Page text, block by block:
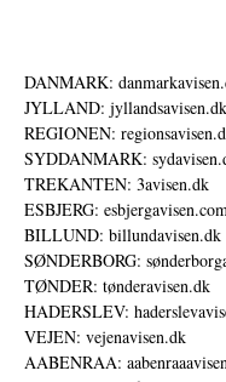
DANMARK:
JYLLAND: jyllandsavisen.dk
REGIONEN:
SYDDANMARK:
TREKANTEN: 3avisen.dk
ESBJERG: esbjergavisen.com
BILLUND: billundavisen.dk
SØNDERBORG:
TØNDER: tønderavisen.dk
HADERSLEV:
VEJEN: vejenavisen.dk
AABENRAA: